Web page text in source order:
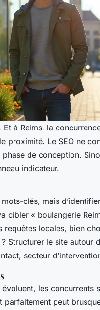
Et à Reims, la
proximité. Le SEO ne
de conception.
indicateur.
clés, mais
cibler « boulangerie
requêtes locales, bien
Structurer le site autour
secteur
les concurrents
peut